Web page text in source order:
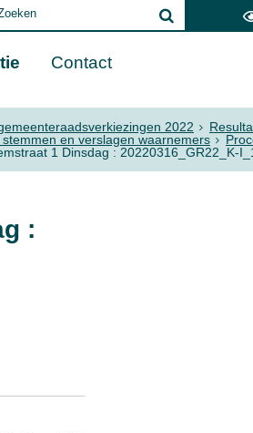
Contact
2022
en verslagen waarnemers
1 Dinsdag : 20220316_GR22_K-
: